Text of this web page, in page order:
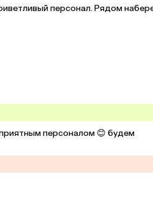
персонал. Рядом
персоналом 😊 будем